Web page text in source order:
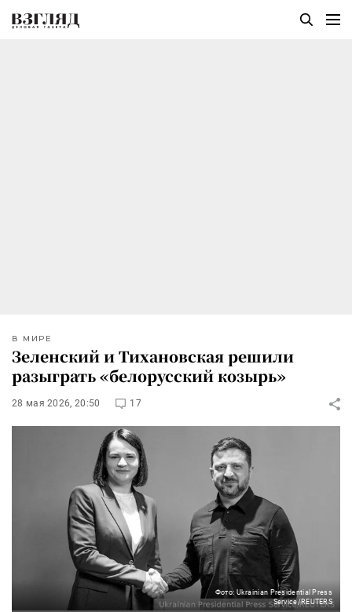
В МИРЕ
Зеленский и Тихановская решили
разыграть «белорусский козырь»
28 мая 2026, 20:50 17
Фото: Ukrainian Presidential Press
Service/REUTERS